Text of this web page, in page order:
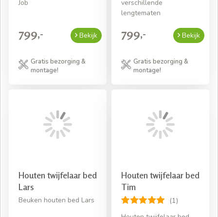
*Bij een bestelling boven €400
Job
799,- Bekijk
Gratis bezorging &
montage!
verschillende
lengtematen
799,- Bekijk
Gratis bezorging &
montage!
Houten twijfelaar bed
Lars
Beuken houten bed Lars
Houten twijfelaar bed
Tim
(1)